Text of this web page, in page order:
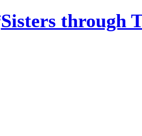
Sisters through